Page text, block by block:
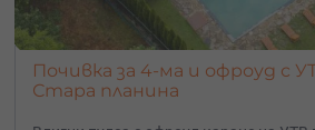
Почивка за 4-ма и офроуд с
Стара планина